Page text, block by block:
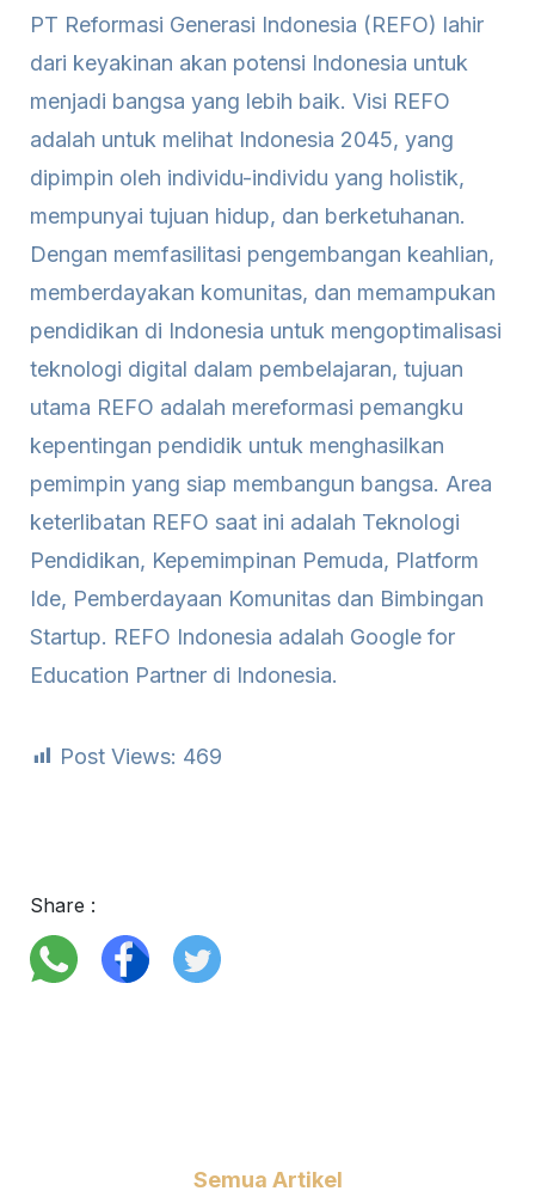
PT Reformasi Generasi Indonesia (REFO) lahir
dari keyakinan akan potensi Indonesia untuk
menjadi bangsa yang lebih baik. Visi REFO
adalah untuk melihat Indonesia 2045, yang
dipimpin oleh individu-individu yang holistik,
mempunyai tujuan hidup, dan berketuhanan.
Dengan memfasilitasi pengembangan keahlian,
memberdayakan komunitas, dan memampukan
pendidikan di Indonesia untuk mengoptimalisasi
teknologi digital dalam pembelajaran, tujuan
utama REFO adalah mereformasi pemangku
kepentingan pendidik untuk menghasilkan
pemimpin yang siap membangun bangsa. Area
keterlibatan REFO saat ini adalah Teknologi
Pendidikan, Kepemimpinan Pemuda, Platform
Ide, Pemberdayaan Komunitas dan Bimbingan
Startup. REFO Indonesia adalah Google for
Education Partner di Indonesia.
Post Views: 469
Share :
Semua Artikel